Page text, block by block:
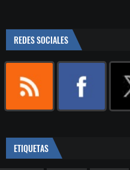
REDES SOCIALES
ETIQUETAS